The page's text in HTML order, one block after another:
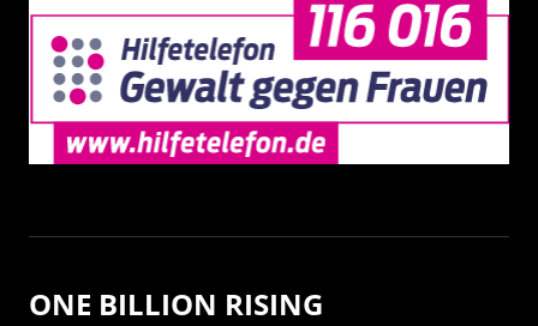
ONE BILLION RISING